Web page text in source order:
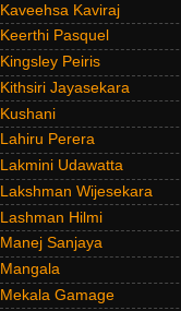
Kaveehsa Kaviraj
Keerthi Pasquel
Kingsley Peiris
Kithsiri Jayasekara
Kushani
Lahiru Perera
Lakmini Udawatta
Lakshman Wijesekara
Lashman Hilmi
Manej Sanjaya
Mangala
Mekala Gamage